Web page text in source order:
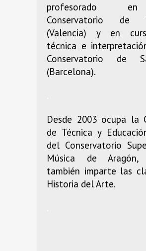
profesorado
Conservatorio de
(Valencia) y en
técnica e
Conservatorio de
(Barcelona).
Desde 2003 ocupa la
de Técnica y
del Conservatorio
Música de Aragón,
también imparte las
Historia del Arte.